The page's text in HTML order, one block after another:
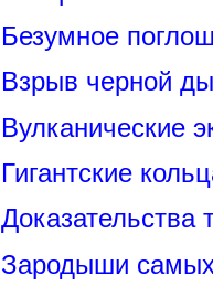
Безумное
Взрыв черной
Вулканические
Гигантские
Доказательства
Зародыши самых